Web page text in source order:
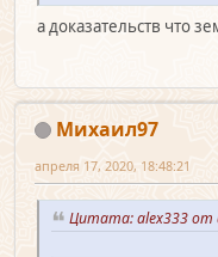
а доказательств что
Михаил97
апреля 17, 2020, 18:48:21
Цитата: alex333 от